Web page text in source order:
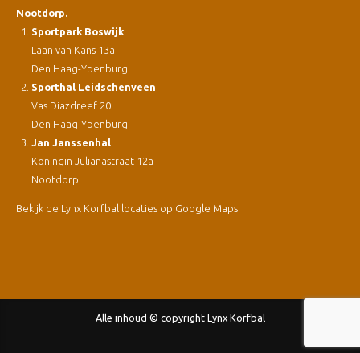
Nootdorp.
Sportpark Boswijk
Laan van Kans 13a
Den Haag-Ypenburg
Sporthal Leidschenveen
Vas Diazdreef 20
Den Haag-Ypenburg
Jan Janssenhal
Koningin Julianastraat 12a
Nootdorp
Bekijk de Lynx Korfbal locaties op Google Maps
Alle inhoud © copyright Lynx Korfbal